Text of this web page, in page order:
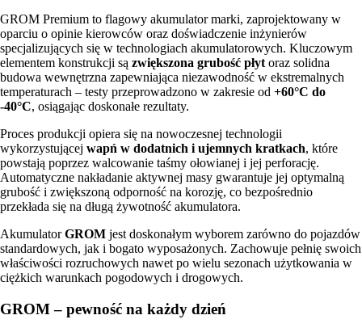
GROM Premium to flagowy akumulator marki, zaprojektowany w
oparciu o opinie kierowców oraz doświadczenie inżynierów
specjalizujących się w technologiach akumulatorowych. Kluczowym
elementem konstrukcji są zwiększona grubość płyt oraz solidna
budowa wewnętrzna zapewniająca niezawodność w ekstremalnych
temperaturach – testy przeprowadzono w zakresie od +60°C do
-40°C, osiągając doskonałe rezultaty.
Proces produkcji opiera się na nowoczesnej technologii
wykorzystującej wapń w dodatnich i ujemnych kratkach, które
powstają poprzez walcowanie taśmy ołowianej i jej perforację.
Automatyczne nakładanie aktywnej masy gwarantuje jej optymalną
grubość i zwiększoną odporność na korozję, co bezpośrednio
przekłada się na długą żywotność akumulatora.
AkumulatorGROM jest doskonałym wyborem zarówno do pojazdów
standardowych, jak i bogato wyposażonych. Zachowuje pełnię swoich
właściwości rozruchowych nawet po wielu sezonach użytkowania w
ciężkich warunkach pogodowych i drogowych.
GROM – pewność na każdy dzień